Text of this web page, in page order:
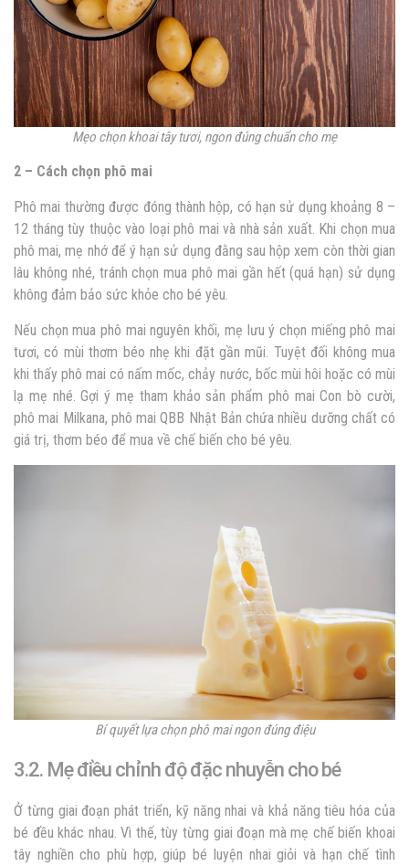
Mẹo chọn khoai tây tươi, ngon đúng chuẩn cho mẹ
2 – Cách chọn phô mai
Phô mai thường được đóng thành hộp, có hạn sử dụng khoảng 8 –
12 tháng tùy thuộc vào loại phô mai và nhà sản xuất. Khi chọn mua
phô mai, mẹ nhớ để ý hạn sử dụng đằng sau hộp xem còn thời gian
lâu không nhé, tránh chọn mua phô mai gần hết (quá hạn) sử dụng
không đảm bảo sức khỏe cho bé yêu.
Nếu chọn mua phô mai nguyên khối, mẹ lưu ý chọn miếng phô mai
tươi, có mùi thơm béo nhẹ khi đặt gần mũi. Tuyệt đối không mua
khi thấy phô mai có nấm mốc, chảy nước, bốc mùi hôi hoặc có mùi
lạ mẹ nhé. Gợi ý mẹ tham khảo sản phẩm phô mai Con bò cười,
phô mai Milkana, phô mai QBB Nhật Bản chứa nhiều dưỡng chất có
giá trị, thơm béo để mua về chế biến cho bé yêu.
Bí quyết lựa chọn phô mai ngon đúng điệu
3.2. Mẹ điều chỉnh độ đặc nhuyễn cho bé
Ở từng giai đoạn phát triển, kỹ năng nhai và khả năng tiêu hóa của
bé đều khác nhau. Vì thế, tùy từng giai đoạn mà mẹ chế biến khoai
tây nghiền cho phù hợp, giúp bé luyện nhai giỏi và hạn chế tình